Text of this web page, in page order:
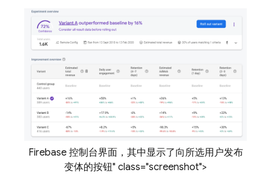
Firebase 控制台界面，其中显示了向所选用户发布
变体的按钮" class="screenshot">